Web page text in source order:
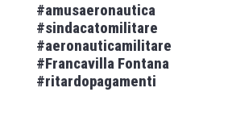
#amusaeronautica
#sindacatomilitare
#aeronauticamilitare
#Francavilla Fontana
#ritardopagamenti